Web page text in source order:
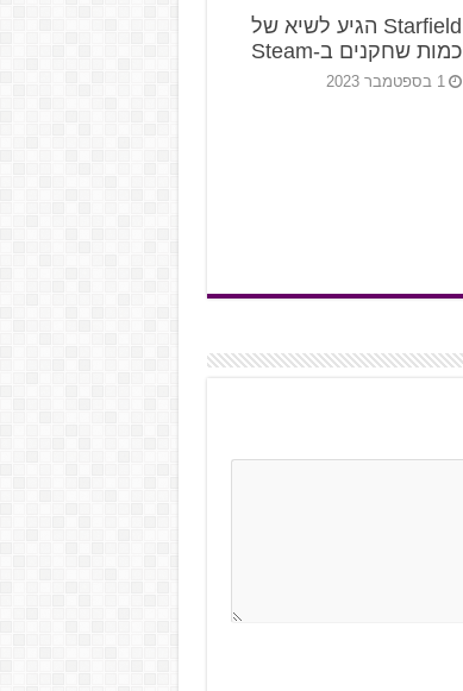
Starfield הגיע לשיא של
כמות שחקנים ב-Steam
1 בספטמבר 2023